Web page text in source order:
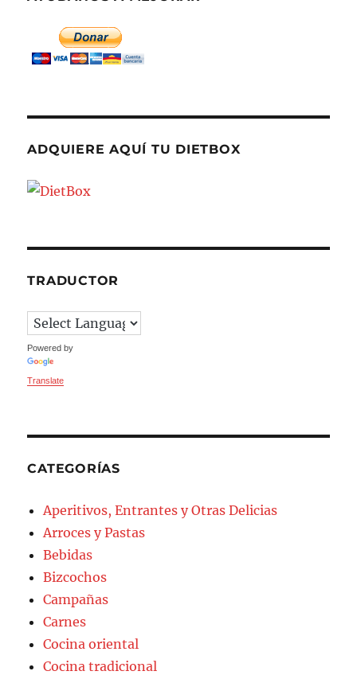
ADQUIERE AQUÍ TU DIETBOX
TRADUCTOR
Powered by
Translate
CATEGORÍAS
Aperitivos, Entrantes y Otras Delicias
Arroces y Pastas
Bebidas
Bizcochos
Campañas
Carnes
Cocina oriental
Cocina tradicional